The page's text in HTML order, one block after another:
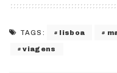
TAGS: lisboa
viagens